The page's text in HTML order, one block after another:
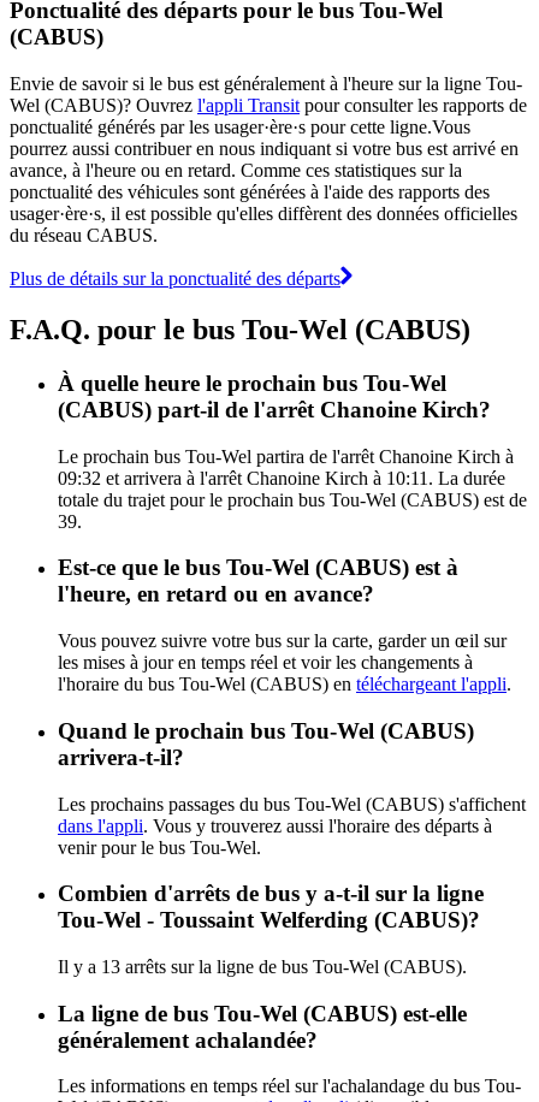
Ponctualité des départs pour le bus Tou-Wel
(CABUS)
Envie de savoir si le bus est généralement à l'heure sur la ligne Tou-
Wel (CABUS)? Ouvrez l'appli Transit pour consulter les rapports de
ponctualité générés par les usager·ère·s pour cette ligne.Vous
pourrez aussi contribuer en nous indiquant si votre bus est arrivé en
avance, à l'heure ou en retard. Comme ces statistiques sur la
ponctualité des véhicules sont générées à l'aide des rapports des
usager·ère·s, il est possible qu'elles diffèrent des données officielles
du réseau CABUS.
Plus de détails sur la ponctualité des départs
F.A.Q. pour le bus Tou-Wel (CABUS)
À quelle heure le prochain bus Tou-Wel
(CABUS) part-il de l'arrêt Chanoine Kirch?
Le prochain bus Tou-Wel partira de l'arrêt Chanoine Kirch à
09:32 et arrivera à l'arrêt Chanoine Kirch à 10:11. La durée
totale du trajet pour le prochain bus Tou-Wel (CABUS) est de
39.
Est-ce que le bus Tou-Wel (CABUS) est à
l'heure, en retard ou en avance?
Vous pouvez suivre votre bus sur la carte, garder un œil sur
les mises à jour en temps réel et voir les changements à
l'horaire du bus Tou-Wel (CABUS) en téléchargeant l'appli.
Quand le prochain bus Tou-Wel (CABUS)
arrivera-t-il?
Les prochains passages du bus Tou-Wel (CABUS) s'affichent
dans l'appli. Vous y trouverez aussi l'horaire des départs à
venir pour le bus Tou-Wel.
Combien d'arrêts de bus y a-t-il sur la ligne
Tou-Wel - Toussaint Welferding (CABUS)?
Il y a 13 arrêts sur la ligne de bus Tou-Wel (CABUS).
La ligne de bus Tou-Wel (CABUS) est-elle
généralement achalandée?
Les informations en temps réel sur l'achalandage du bus Tou-